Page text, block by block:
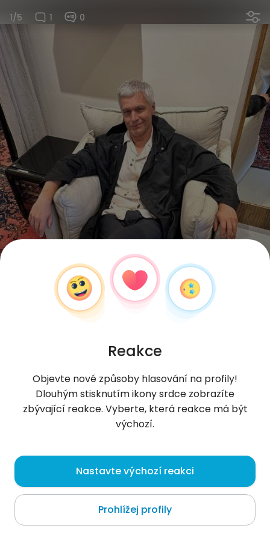
1/5 1 0
Michalzeb , 54
Wrocław
O mně
Reakce
Objevte nové způsoby hlasování na profily!
Dlouhým stisknutím ikony srdce zobrazíte
zbývající reakce. Vyberte, která reakce má být
výchozí.
Nastavte výchozí reakci
Prohlížej profily